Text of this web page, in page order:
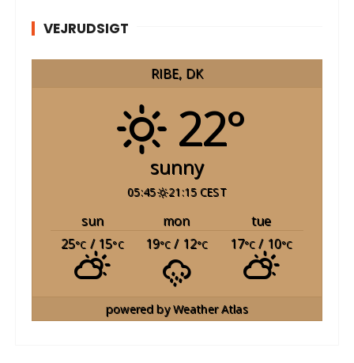
VEJRUDSIGT
RIBE, DK
22°
sunny
05:45 21:15 CEST
sun mon
tue
25°C / 15°C 19°C / 12°C 17°C / 10°C
powered byWeather Atlas